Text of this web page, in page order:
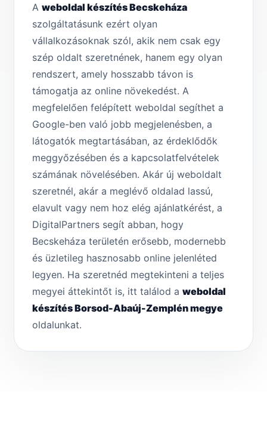
A weboldal készítés Becskeháza
szolgáltatásunk ezért olyan
vállalkozásoknak szól, akik nem csak egy
szép oldalt szeretnének, hanem egy olyan
rendszert, amely hosszabb távon is
támogatja az online növekedést. A
megfelelően felépített weboldal segíthet a
Google-ben való jobb megjelenésben, a
látogatók megtartásában, az érdeklődők
meggyőzésében és a kapcsolatfelvételek
számának növelésében. Akár új weboldalt
szeretnél, akár a meglévő oldalad lassú,
elavult vagy nem hoz elég ajánlatkérést, a
DigitalPartners segít abban, hogy
Becskeháza területén erősebb, modernebb
és üzletileg hasznosabb online jelenléted
legyen. Ha szeretnéd megtekinteni a teljes
megyei áttekintőt is, itt találod a weboldal
készítés Borsod-Abaúj-Zemplén megye
oldalunkat.